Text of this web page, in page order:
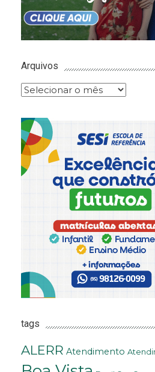
Arquivos
Arquivos
tags
ALERR Atendimento